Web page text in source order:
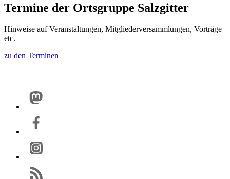
Termine der Ortsgruppe Salzgitter
Hinweise auf Veranstaltungen, Mitgliederversammlungen, Vorträge
etc.
zu den Terminen